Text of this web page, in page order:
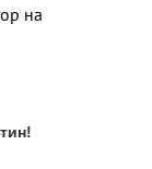
на